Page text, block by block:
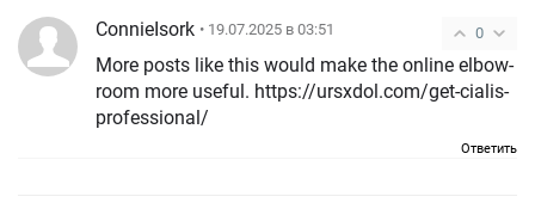
0
ConnieIsork • 19.07.2025 в 03:51
More posts like this would make the online elbow-
room more useful. https://ursxdol.com/get-cialis-
professional/
Ответить